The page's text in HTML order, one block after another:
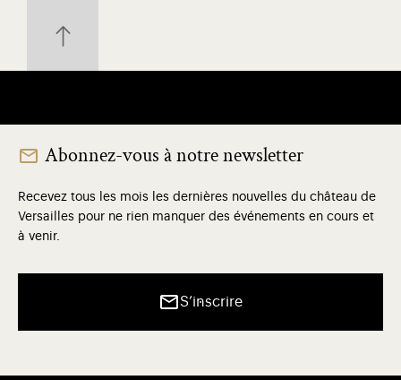
Abonnez-vous à notre newsletter
Recevez tous les mois les dernières nouvelles du château de
Versailles pour ne rien manquer des événements en cours et
à venir.
S’inscrire